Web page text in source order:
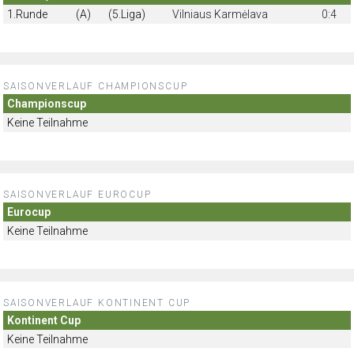
1.Runde
(A) (5.Liga) Vilniaus Karmėlava 0:4
SAISONVERLAUF CHAMPIONSCUP
Championscup
Keine Teilnahme
SAISONVERLAUF EUROCUP
Eurocup
Keine Teilnahme
SAISONVERLAUF KONTINENT CUP
Kontinent Cup
Keine Teilnahme